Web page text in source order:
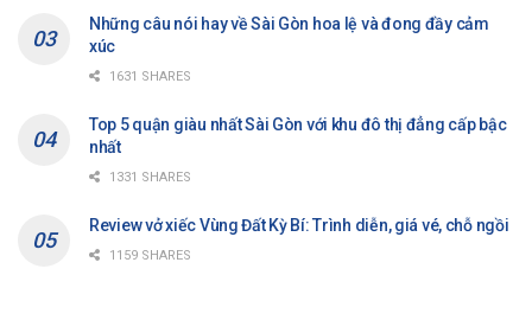
Những câu nói hay về Sài Gòn hoa lệ và đong đầy cảm
xúc
1631 SHARES
Top 5 quận giàu nhất Sài Gòn với khu đô thị đẳng cấp bậc
nhất
1331 SHARES
Review vở xiếc Vùng Đất Kỳ Bí: Trình diễn, giá vé, chỗ ngồi
1159 SHARES